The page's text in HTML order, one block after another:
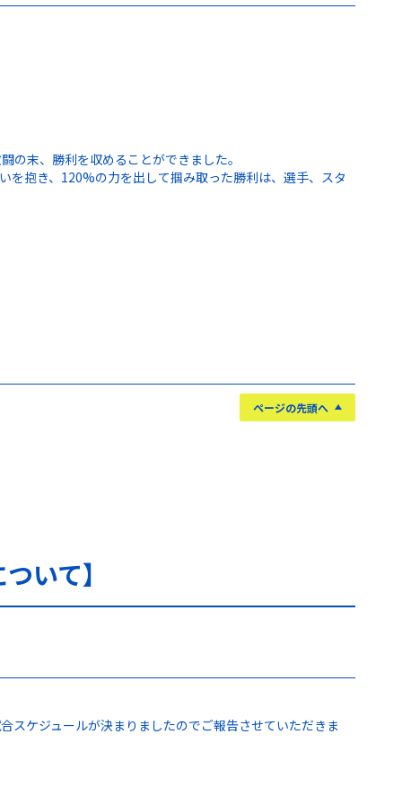
の末、勝利を収めることができました。
を抱き、120%の力を出して掴み取った勝利は、選手、スタ
ページの先頭へ
いて】
ケジュールが決まりましたのでご報告させていただきま